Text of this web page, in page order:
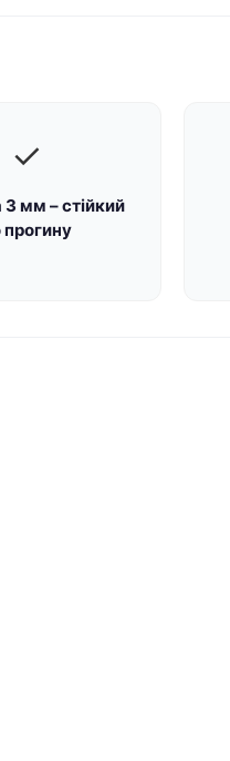
✓
мм – стійкий
прогину